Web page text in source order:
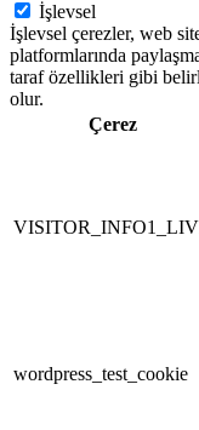
İşlevsel
İşlevsel çerezler, web
platformlarında
taraf özellikleri gibi
olur.
Çerez
wordpress_test_cookie